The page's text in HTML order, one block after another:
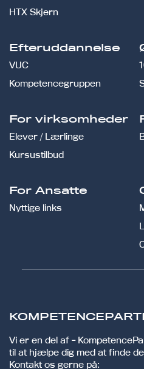
HTX Skjern
Efteruddannelse
VUC
Kompetencegruppen
For virksomheder
Elever / Lærlinge
Kursustilbud
For Ansatte
Nyttige links
Vi er en del af -
til at hjælpe dig med at finde
Kontakt os gerne på: